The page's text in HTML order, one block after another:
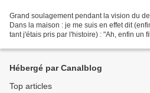
Grand soulagement pendant la vision du
Dans la maison : je me suis en effet dit
tant j'étais pris par l'histoire) : "Ah, enfin un
Hébergé par Canalblog
Top articles